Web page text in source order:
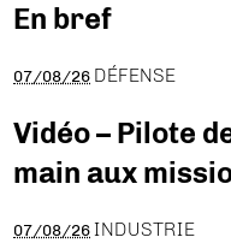
En bref
07/08/26 DÉFENSE
Vidéo – Pilote
main aux
07/08/26 INDUSTRIE